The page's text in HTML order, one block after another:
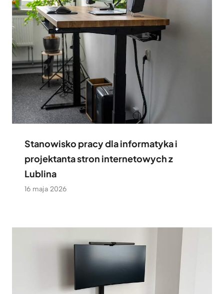
Stanowisko pracy dla informatyka i
projektanta stron internetowych z
Lublina
16 maja 2026